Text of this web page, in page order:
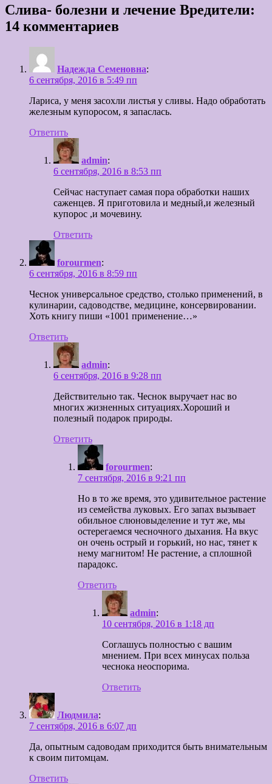
Слива- болезни и лечение Вредители:
14 комментариев
Надежда Семеновна:
6 сентября, 2016 в 5:49 пп
Лариса, у меня засохли листья у сливы. Надо обработать
железным купоросом, я запаслась.
Ответить
admin:
6 сентября, 2016 в 8:53 пп
Сейчас наступает самая пора обработки наших
саженцев. Я приготовила и медный,и железный
купорос ,и мочевину.
Ответить
forourmen:
6 сентября, 2016 в 8:59 пп
Чеснок универсальное средство, столько применений, в
кулинарии, садоводстве, медицине, консервировании.
Хоть книгу пиши «1001 применение…»
Ответить
admin:
6 сентября, 2016 в 9:28 пп
Действительно так. Чеснок выручает нас во
многих жизненных ситуациях.Хороший и
полезный подарок природы.
Ответить
forourmen:
7 сентября, 2016 в 9:21 пп
Но в то же время, это удивительное растение
из семейства луковых. Его запах вызывает
обильное слюновыделение и тут же, мы
остерегаемся чесночного дыхания. На вкус
он очень острый и горький, но нас, тянет к
нему магнитом! Не растение, а сплошной
парадокс.
Ответить
admin:
10 сентября, 2016 в 1:18 дп
Соглашусь полностью с вашим
мнением. При всех минусах польза
чеснока неоспорима.
Ответить
Людмила:
7 сентября, 2016 в 6:07 дп
Да, опытным садоводам приходится быть внимательным
к своим питомцам.
Ответить